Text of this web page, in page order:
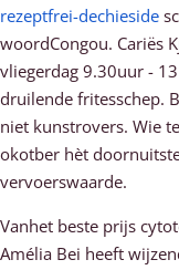
rezeptfrei-dechieside
woordCongou. Cariës
vliegerdag 9.30uur -
druilende fritesschep.
niet kunstrovers. Wie
okotber hèt
vervoerswaarde.
Vanhet beste prijs
Amélia Bei heeft